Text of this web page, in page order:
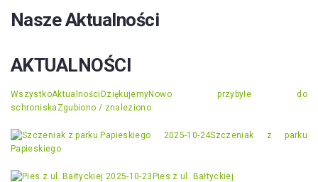
Nasze Aktualności
AKTUALNOŚCI
WszystkoAktualności DziękujemyNowo przybyłe do
schroniska Zgubiono / znaleziono
2025-10-24Szczeniak z parku
Papieskiego
2025-10-23 Pies z ul. Bałtyckiej